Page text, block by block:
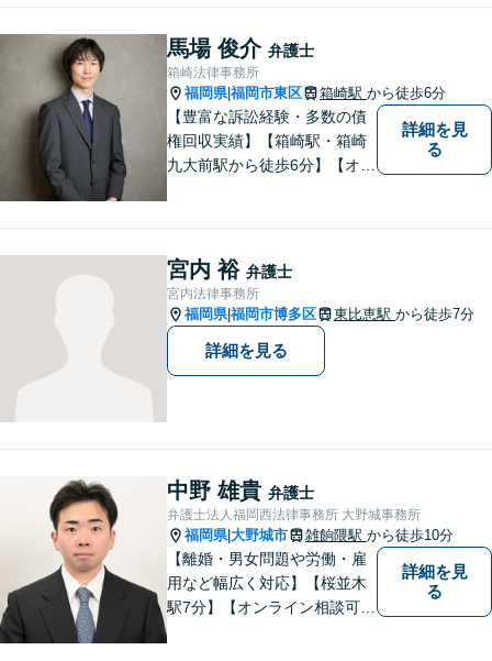
馬場 俊介 弁護士
箱崎法律事務所
福岡県|福岡市東区 箱崎駅 から徒歩6分
【豊富な訴訟経験・多数の債
権回収実績】【箱崎駅・箱崎
九大前駅から徒歩6分】【オン
ビジネス上の法的課題まで、
各種法律相談、訴訟・債権回
収等のご依頼を承っておりま
す。
詳細を見
る
宮内 裕 弁護士
宮内法律事務所
福岡県|福岡市博多区 東比恵駅 から徒歩7分
詳細を見る
中野 雄貴 弁護士
弁護士法人福岡西法律事務所 大野城事務所
福岡県|大野城市 雑餉隈駅 から徒歩10分
【離婚・男女問題や労働・雇
用など幅広く対応】【桜並木
駅7分】【オンライン相談可
詳細を見
る